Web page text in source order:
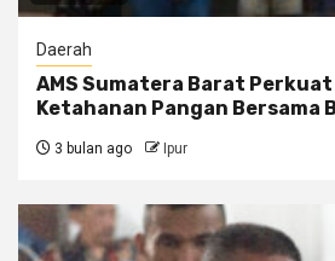
Daerah
AMS Sumatera Barat
Ketahanan Pangan Bersama
3 bulan ago Ipur